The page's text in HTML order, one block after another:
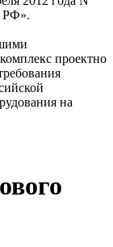
РФ».
проектно
на